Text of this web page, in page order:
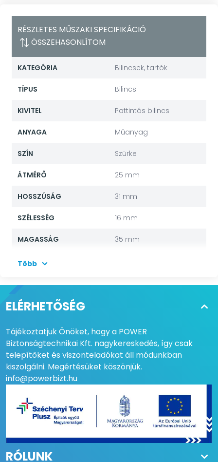
RÉSZLETES MŰSZAKI SPECIFIKÁCIÓ
ÖSSZEHASONLÍTOM
KATEGÓRIA Bilincsek, tartók
TÍPUS Bilincs
KIVITEL Pattintós bilincs
ANYAGA Műanyag
SZÍN Szürke
ÁTMÉRŐ 25 mm
HOSSZÚSÁG 31 mm
SZÉLESSÉG 16 mm
MAGASSÁG 35 mm
MENNYISÉG
Több
ELÉRHETŐSÉG
Tájékoztatjuk Önöket, hogy a POWER
Biztonságtechnikai Kft. nagykereskedés, így csak
telepítőket és viszonteladókat áll módunkban
kiszolgálni. Megértésüket köszönjük.
info@powerbizt.hu
RÓLUNK